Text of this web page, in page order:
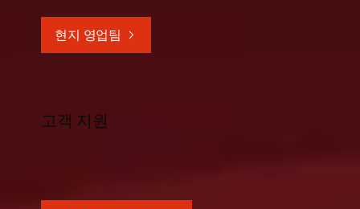
현지 영업팀
고객 지원